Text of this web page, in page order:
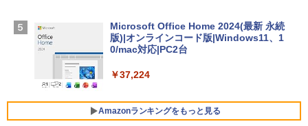
ン 15-fd 15.6インチ 16GBメモリ 512GB
SSD インテル Core 5
￥129,800
ersonal/Copilotキー搭載/Win 11/15.6型/
Core i5/16GB/SSD 512GB/ホワイト) FM
Microsoft Office Home 2024(最新 永続
版)|オンラインコード版|Windows11、1
0/mac対応|PC2台
￥37,224
Amazonランキングをもっと見る